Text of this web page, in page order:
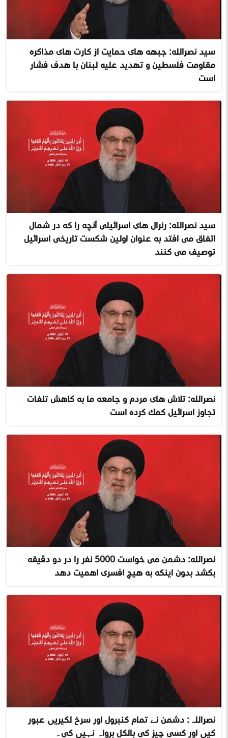
سید نصرالله: جبهه های حمایت از کارت های مذاکره
مقاومت فلسطین و تهدید علیه لبنان با هدف فشار
است
سید نصرالله: ژنرال های اسرائیلی آنچه را که در شمال
اتفاق می افتد به عنوان اولین شکست تاریخی اسرائیل
توصیف می کنند
نصرالله: تلاش های مردم و جامعه ما به کاهش تلفات
تجاوز اسرائیل کمک کرده است
نصرالله: دشمن می خواست 5000 نفر را در دو دقیقه
بکشد بدون اینکه به هیچ افسری اهمیت دهد
نصراللہ: دشمن نے تمام کنٹرول اور سرخ لکیریں عبور
کیں اور کسی چیز کی بالکل پرواہ نہیں کی۔